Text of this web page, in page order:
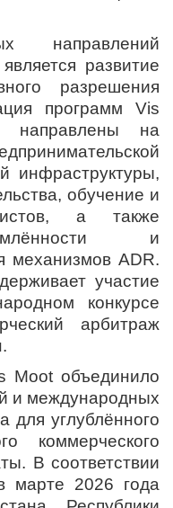
направлений
развитие
разрешения
программ Vis
направлены на
инфраструктуры,
обучение и
а также
и
механизмов ADR.
участие
конкурсе
арбитраж
Moot объединило
и международных
для углублённого
коммерческого
В соответствии
марте 2026 года